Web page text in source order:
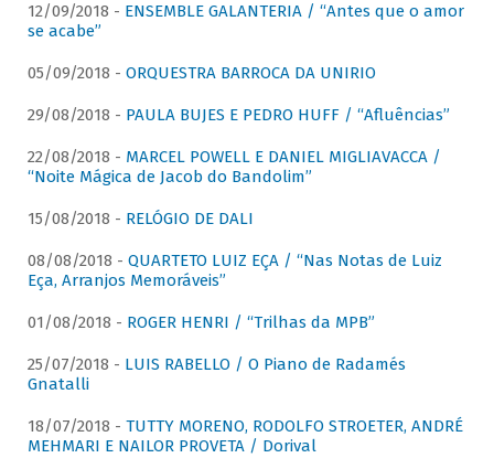
12/09/2018 - ENSEMBLE GALANTERIA / “Antes que o amor
se acabe”
05/09/2018 - ORQUESTRA BARROCA DA UNIRIO
29/08/2018 - PAULA BUJES E PEDRO HUFF / “Afluências”
22/08/2018 - MARCEL POWELL E DANIEL MIGLIAVACCA /
“Noite Mágica de Jacob do Bandolim”
15/08/2018 - RELÓGIO DE DALI
08/08/2018 - QUARTETO LUIZ EÇA / “Nas Notas de Luiz
Eça, Arranjos Memoráveis”
01/08/2018 - ROGER HENRI / “Trilhas da MPB”
25/07/2018 - LUIS RABELLO / O Piano de Radamés
Gnatalli
18/07/2018 - TUTTY MORENO, RODOLFO STROETER, ANDRÉ
MEHMARI E NAILOR PROVETA / Dorival